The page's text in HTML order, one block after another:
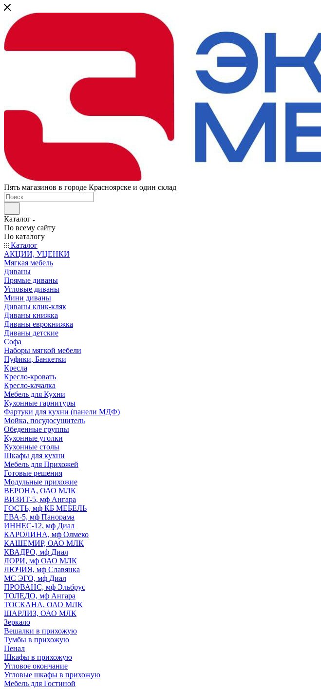
Пять магазинов в городе Красноярске и один склад
Каталог
По всему сайту
По каталогу
Каталог
АКЦИИ, УЦЕНКИ
Мягкая мебель
Диваны
Прямые диваны
Угловые диваны
Мини диваны
Диваны клик-кляк
Диваны книжка
Диваны еврокнижка
Диваны детские
Софа
Наборы мягкой мебели
Пуфики, Банкетки
Кресла
Кресло-кровать
Кресло-качалка
Мебель для Кухни
Кухонные гарнитуры
Фартуки для кухни (панели МДФ)
Мойка, посудосушитель
Обеденные группы
Кухонные уголки
Кухонные столы
Шкафы для кухни
Мебель для Прихожей
Готовые решения
Модульные прихожие
ВЕРОНА, ОАО МЛК
ВИЗИТ-5, мф Ангара
ГОСТЬ, мф КБ МЕБЕЛЬ
ЕВА-5, мф Панорама
ИННЕС-12, мф Диал
КАРОЛИНА, мф Олмеко
КАШЕМИР, ОАО МЛК
КВАДРО, мф Диал
ЛОРИ, мф ОАО МЛК
ЛЮЧИЯ, мф Славянка
МС ЭГО, мф Диал
ПРОВАНС, мф Эльбрус
ТОЛЕДО, мф Ангара
ТОСКАНА, ОАО МЛК
ШАРЛИЗ, ОАО МЛК
Зеркало
Вешалки в прихожую
Тумбы в прихожую
Пенал
Шкафы в прихожую
Угловое окончание
Угловые шкафы в прихожую
Мебель для Гостиной